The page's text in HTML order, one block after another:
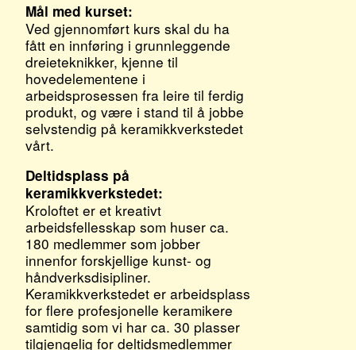
Mål med kurset:
Ved gjennomført kurs skal du ha
fått en innføring i grunnleggende
dreieteknikker, kjenne til
hovedelementene i
arbeidsprosessen fra leire til ferdig
produkt, og være i stand til å jobbe
selvstendig på keramikkverkstedet
vårt.
Deltidsplass på
keramikkverkstedet:
Kroloftet er et kreativt
arbeidsfellesskap som huser ca.
180 medlemmer som jobber
innenfor forskjellige kunst- og
håndverksdisipliner.
Keramikkverkstedet er arbeidsplass
for flere profesjonelle keramikere
samtidig som vi har ca. 30 plasser
tilgjengelig for deltidsmedlemmer